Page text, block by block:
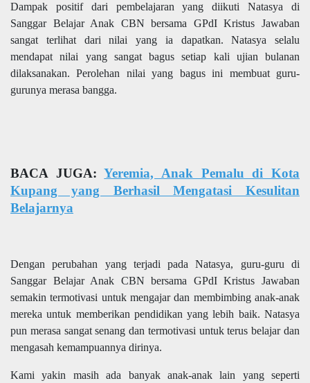
Dampak positif dari pembelajaran yang diikuti Natasya di
Sanggar Belajar Anak CBN bersama GPdI Kristus Jawaban
sangat terlihat dari nilai yang ia dapatkan. Natasya selalu
mendapat nilai yang sangat bagus setiap kali ujian bulanan
dilaksanakan. Perolehan nilai yang bagus ini membuat guru-
gurunya merasa bangga.
BACA JUGA:Yeremia, Anak Pemalu di Kota
Kupang yang Berhasil Mengatasi Kesulitan
Belajarnya
Dengan perubahan yang terjadi pada Natasya, guru-guru di
Sanggar Belajar Anak CBN bersama GPdI Kristus Jawaban
semakin termotivasi untuk mengajar dan membimbing anak-anak
mereka untuk memberikan pendidikan yang lebih baik. Natasya
pun merasa sangat senang dan termotivasi untuk terus belajar dan
mengasah kemampuannya dirinya.
Kami yakin masih ada banyak anak-anak lain yang seperti